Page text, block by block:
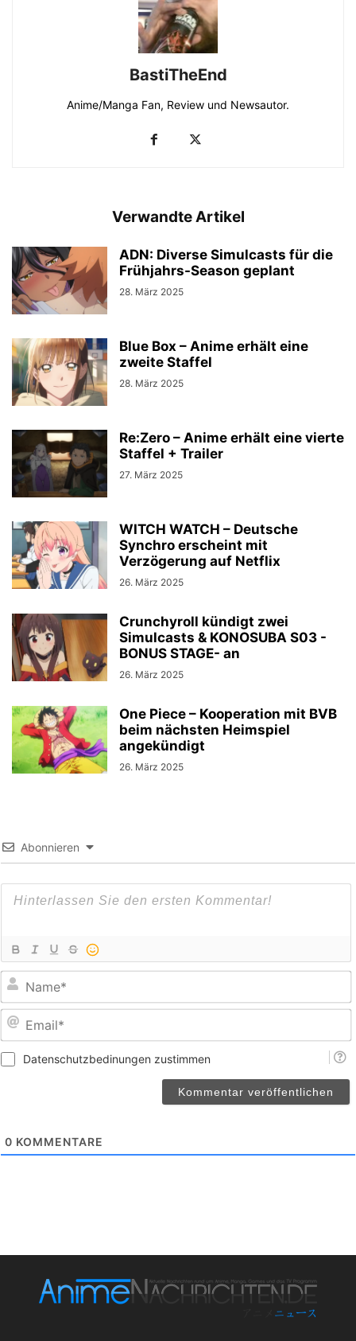
BastiTheEnd
Anime/Manga Fan, Review und Newsautor.
Verwandte Artikel
ADN: Diverse Simulcasts für die
Frühjahrs-Season geplant
28. März 2025
Blue Box – Anime erhält eine
zweite Staffel
28. März 2025
Re:Zero – Anime erhält eine vierte
Staffel + Trailer
27. März 2025
WITCH WATCH – Deutsche
Synchro erscheint mit
Verzögerung auf Netflix
26. März 2025
Crunchyroll kündigt zwei
Simulcasts & KONOSUBA S03 -
BONUS STAGE- an
26. März 2025
One Piece – Kooperation mit BVB
beim nächsten Heimspiel
angekündigt
26. März 2025
Abonnieren
Datenschutzbedinungen zustimmen
0 KOMMENTARE